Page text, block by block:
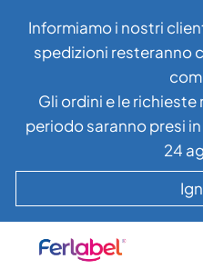
contenuto
Informiamo i nostri
spedizioni resteranno
Gli ordini e le
periodo saranno presi
24